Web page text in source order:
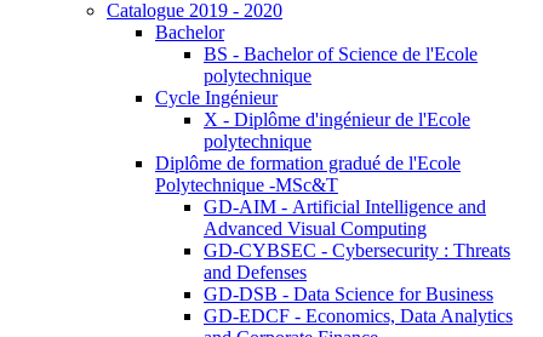
Catalogue 2019 - 2020
Bachelor
BS - Bachelor of Science de l'Ecole
polytechnique
Cycle Ingénieur
X - Diplôme d'ingénieur de l'Ecole
polytechnique
Diplôme de formation gradué de l'Ecole
Polytechnique -MSc&T
GD-AIM - Artificial Intelligence and
Advanced Visual Computing
GD-CYBSEC - Cybersecurity : Threats
and Defenses
GD-DSB - Data Science for Business
GD-EDCF - Economics, Data Analytics